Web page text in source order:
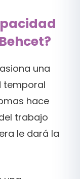
una
temporal
hace
trabajo
le dará la